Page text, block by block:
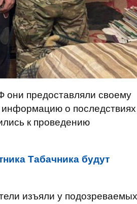
они предоставляли своему
о последствиях
к проведению
Табачника будут
изъяли у подозреваемых